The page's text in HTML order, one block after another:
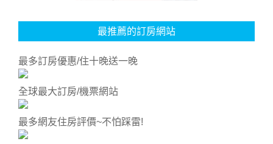
最推薦的訂房網站
最多訂房優惠/住十晚送一晚
全球最大訂房/機票網站
最多網友住房評價~不怕踩雷!